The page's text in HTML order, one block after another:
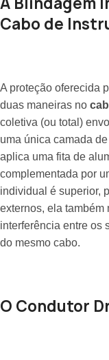
Cabo de
A proteção oferecida
duas maneiras no
coletiva (ou total)
uma única camada
aplica uma fita de
complementada por
individual é superior,
externos, ela também
interferência entre os
do mesmo cabo.
O Condutor